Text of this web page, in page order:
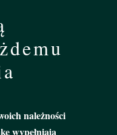
należności
wypełniają